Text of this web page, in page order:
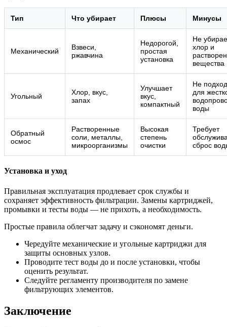
Тип Что убирает Плюсы Минусы
Механический
Взвеси,
ржавчина
Недорогой,
простая
установка
Не
хлор и
вещества
Угольный
Хлор, вкус,
запах
Улучшает
вкус,
компактный
Не
для
воды
Обратный
осмос
Растворенные
соли, металлы,
микроорганизмы
Высокая
степень
очистки
Требует
сброс
Установка и уход
Правильная эксплуатация продлевает срок службы и
сохраняет эффективность фильтрации. Замены картриджей,
промывки и тесты воды — не прихоть, а необходимость.
Простые правила облегчат задачу и сэкономят деньги.
Чередуйте механические и угольные картриджи для
защиты основных узлов.
Проводите тест воды до и после установки, чтобы
оценить результат.
Следуйте регламенту производителя по замене
фильтрующих элементов.
Заключение